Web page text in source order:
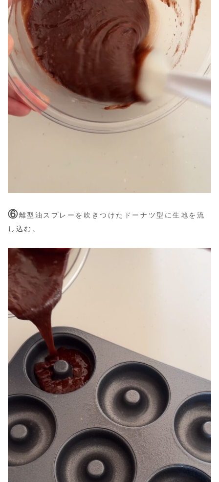
⑥離型油スプレーを吹きつけたドーナツ型に生地を流
し込む。